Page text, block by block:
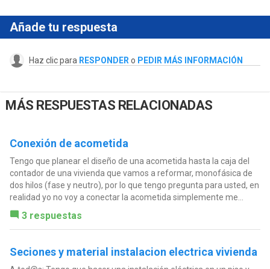
Añade tu respuesta
Haz clic para RESPONDER o PEDIR MÁS INFORMACIÓN
MÁS RESPUESTAS RELACIONADAS
Conexión de acometida
Tengo que planear el diseño de una acometida hasta la caja del
contador de una vivienda que vamos a reformar, monofásica de
dos hilos (fase y neutro), por lo que tengo pregunta para usted, en
realidad yo no voy a conectar la acometida simplemente me...
3 respuestas
Seciones y material instalacion electrica vivienda